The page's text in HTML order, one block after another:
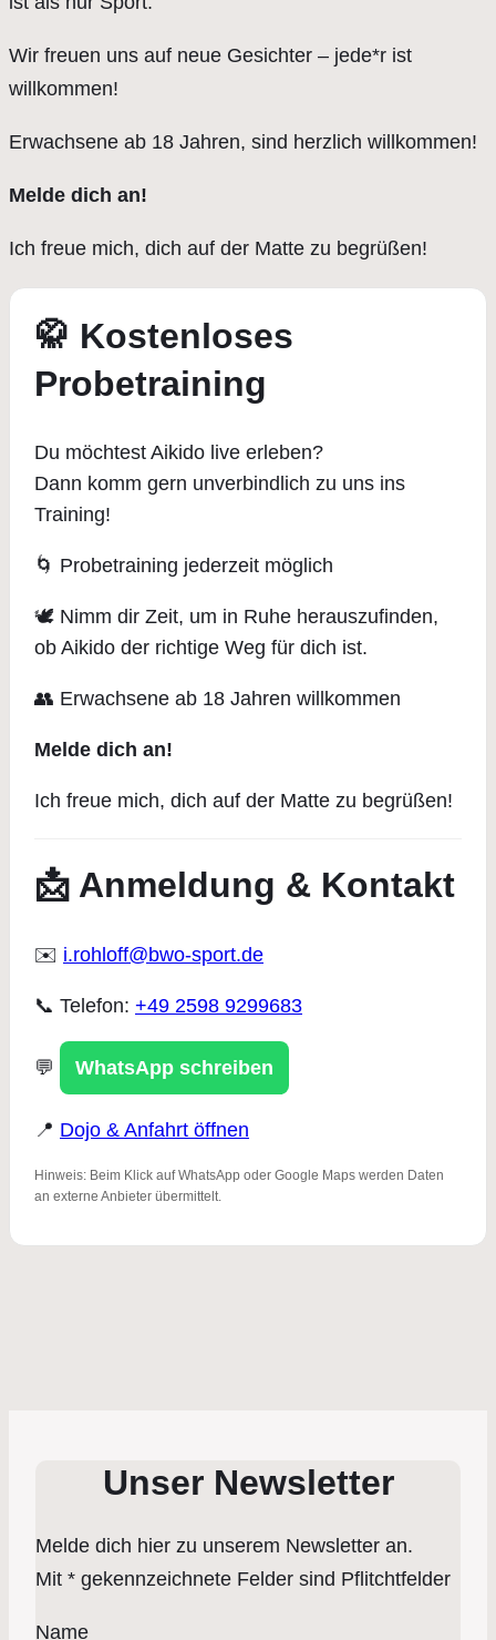
Wir freuen uns auf neue Gesichter – jede*r ist
willkommen!
Erwachsene ab 18 Jahren, sind herzlich willkommen!
Melde dich an!
Ich freue mich, dich auf der Matte zu begrüßen!
🥋 Kostenloses
Probetraining
Du möchtest Aikido live erleben?
Dann komm gern unverbindlich zu uns ins
Training!
🌀 Probetraining jederzeit möglich
🕊️ Nimm dir Zeit, um in Ruhe herauszufinden,
ob Aikido der richtige Weg für dich ist.
👥 Erwachsene ab 18 Jahren willkommen
Melde dich an!
Ich freue mich, dich auf der Matte zu begrüßen!
📩 Anmeldung & Kontakt
✉️ i.rohloff@bwo-sport.de
📞 Telefon: +49 2598 9299683
💬 WhatsApp schreiben
📍 Dojo & Anfahrt öffnen
Hinweis: Beim Klick auf WhatsApp oder Google Maps werden Daten
an externe Anbieter übermittelt.
Unser Newsletter
Melde dich hier zu unserem Newsletter an.
Mit * gekennzeichnete Felder sind Pflitchtfelder
Name